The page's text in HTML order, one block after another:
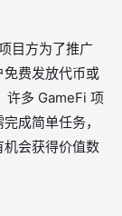
目方为了推广
费发放代币或
许多 GameFi 项
成简单任务，
会获得价值数